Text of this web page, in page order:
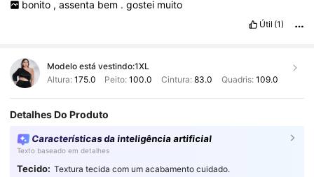
bonito , assenta bem . gostei muito
Útil (1)
Modelo está vestindo:1XL
Altura: 175.0 Peito:100.0 Cintura: 83.0 Quadris: 109.0
Detalhes Do Produto
Características da inteligência artificial
Texto baseado em detalhes
Tecido: Textura tecida com um acabamento cuidado.